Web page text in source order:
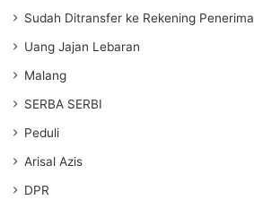
Sudah Ditransfer ke Rekening Penerima
Uang Jajan Lebaran
Malang
SERBA SERBI
Peduli
Arisal Azis
DPR